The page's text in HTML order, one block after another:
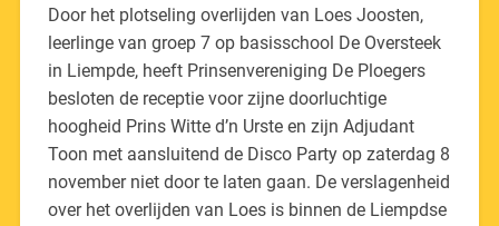
Door het plotseling overlijden van Loes Joosten,
leerlinge van groep 7 op basisschool De Oversteek
in Liempde, heeft Prinsenvereniging De Ploegers
besloten de receptie voor zijne doorluchtige
hoogheid Prins Witte d’n Urste en zijn Adjudant
Toon met aansluitend de Disco Party op zaterdag 8
november niet door te laten gaan. De verslagenheid
over het overlijden van Loes is binnen de Liempdse